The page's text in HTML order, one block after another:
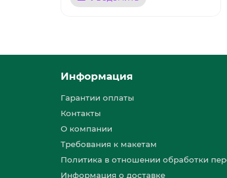
Информация
Гарантии оплаты
Контакты
О компании
Требования к макетам
Политика в отношении обработки
Информация о доставке